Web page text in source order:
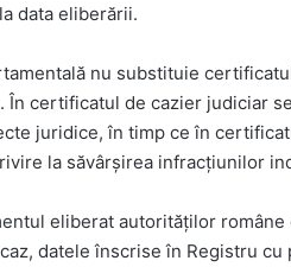
data eliberării.
nu substituie
În certificatul de cazier judiciar
juridice, în timp ce în
la săvârșirea infracțiunilor
eliberat autorităților
datele înscrise în Registru